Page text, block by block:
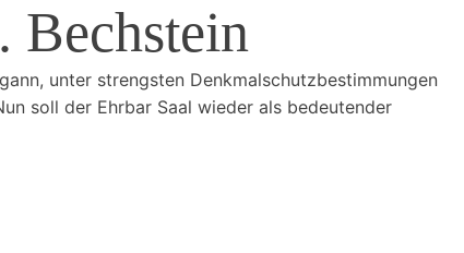
Bechstein
unter strengsten Denkmalschutzbestimmungen
soll der Ehrbar Saal wieder als bedeutender